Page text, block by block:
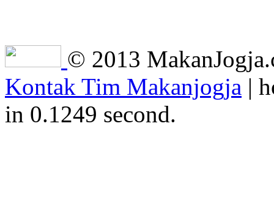
© 2013
Kontak Tim Makanjogja |
in 0.1249 second.